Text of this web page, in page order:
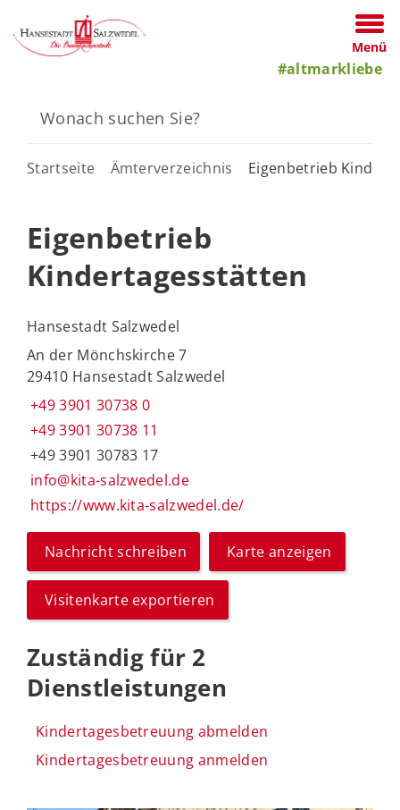
Menü
#altmarkliebe
Startseite Ämterverzeichnis Eigenbetrieb
Eigenbetrieb
Kindertagesstätten
Hansestadt Salzwedel
An der Mönchskirche 7
29410 Hansestadt Salzwedel
+49 3901 30738 0
+49 3901 30738 11
+49 3901 30783 17
info@kita-salzwedel.de
https://www.kita-salzwedel.de/
Nachricht schreiben Karte anzeigen
Visitenkarte exportieren
Zuständig für 2
Dienstleistungen
Kindertagesbetreuung abmelden
Kindertagesbetreuung anmelden